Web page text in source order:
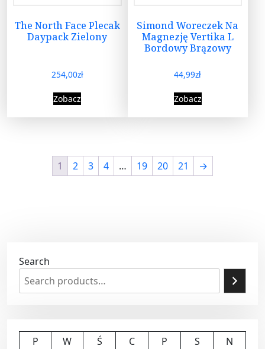
The North Face Plecak
Daypack Zielony
254,00zł
Zobacz
Simond Woreczek Na
Magnezję Vertika L
Bordowy Brązowy
44,99zł
Zobacz
1 2 3 4 … 19 20 21 →
Search
P W Ś C P S
N